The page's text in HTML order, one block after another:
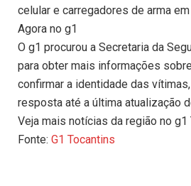
celular e carregadores de arma
Agora no g1
O g1 procurou a Secretaria da
para obter mais informações
confirmar a identidade das
resposta até a última atualização
Veja mais notícias da região no g1
Fonte: G1 Tocantins